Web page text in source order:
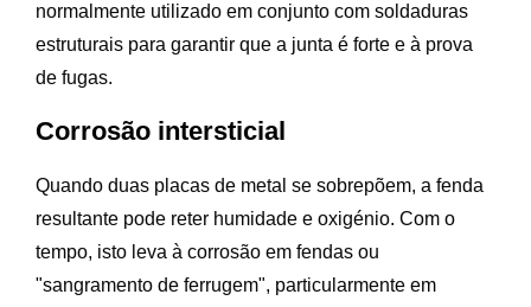
normalmente utilizado em conjunto com soldaduras
estruturais para garantir que a junta é forte e à prova
de fugas.
Corrosão intersticial
Quando duas placas de metal se sobrepõem, a fenda
resultante pode reter humidade e oxigénio. Com o
tempo, isto leva à corrosão em fendas ou
"sangramento de ferrugem", particularmente em